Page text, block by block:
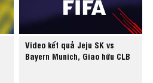
Video kết quả Jeju SK vs
Bayern Munich, Giao hữu CLB